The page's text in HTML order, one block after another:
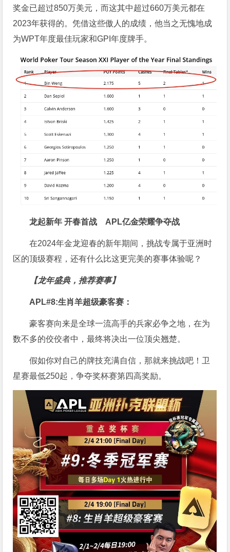
奖金已超过850万美元，而这其中超过660万美元都在
2023年获得的。凭借这些傲人的成绩，他当之无愧地成
为WPT年度最佳玩家和GPI年度牌手。
龙起新年 开春首战 APL亿金荣耀争夺战
在2024年金龙迎春的新年期间，挑战专属于亚洲时
区的顶级赛程，还有什么比这更完美的赛事体验呢？
【龙年盛典，推荐赛事】
APL#8:生肖羊超级豪客赛：
豪客赛向来是全球一流高手的兵家必争之地，在为
数不多的佼佼者中，最终将决出一位顶尖翘楚。
假如你对自己的牌技充满自信，那就来挑战吧！卫
星赛最低250起，争夺奖杯赛第四高奖励。